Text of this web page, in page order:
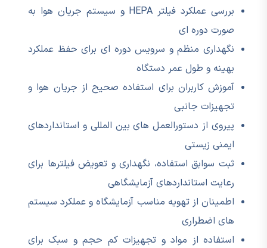
بررسی عملکرد فیلتر HEPA و سیستم جریان هوا به
صورت دوره ای
نگهداری منظم و سرویس دوره ای برای حفظ عملکرد
بهینه و طول عمر دستگاه
آموزش کاربران برای استفاده صحیح از جریان هوا و
تجهیزات جانبی
پیروی از دستورالعمل های بین المللی و استانداردهای
ایمنی زیستی
ثبت سوابق استفاده، نگهداری و تعویض فیلترها برای
رعایت استانداردهای آزمایشگاهی
اطمینان از تهویه مناسب آزمایشگاه و عملکرد سیستم
های اضطراری
استفاده از مواد و تجهیزات کم حجم و سبک برای